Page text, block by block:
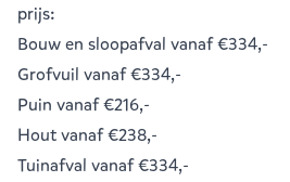
prijs:
Bouw en sloopafval vanaf €334,-
Grofvuil vanaf €334,-
Puin vanaf €216,-
Houtvanaf €238,-
Tuinafval vanaf €334,-